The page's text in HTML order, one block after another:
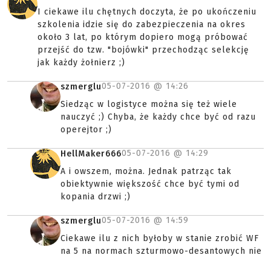
I ciekawe ilu chętnych doczyta, że po ukończeniu
szkolenia idzie się do zabezpieczenia na okres
około 3 lat, po którym dopiero mogą próbować
przejść do tzw. "bojówki" przechodząc selekcję
jak każdy żołnierz ;)
szmerglu05-07-2016 @ 14:26
Siedząc w logistyce można się też wiele
nauczyć ;) Chyba, że każdy chce być od razu
operejtor ;)
HellMaker66605-07-2016 @ 14:29
A i owszem, można. Jednak patrząc tak
obiektywnie większość chce być tymi od
kopania drzwi ;)
szmerglu05-07-2016 @ 14:59
Ciekawe ilu z nich byłoby w stanie zrobić WF
na 5 na normach szturmowo-desantowych nie